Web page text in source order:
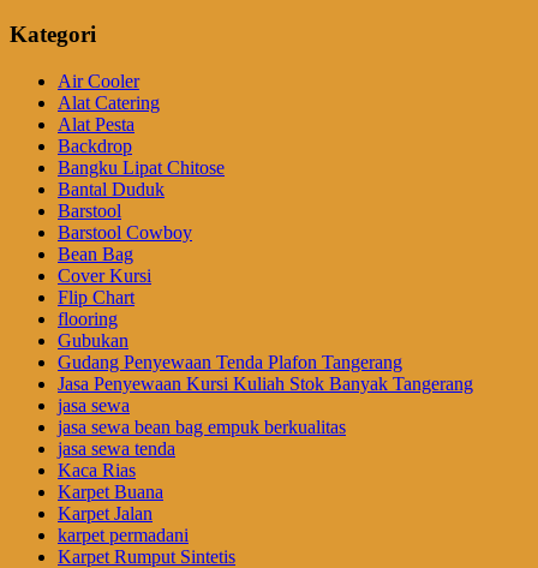
Kategori
Air Cooler
Alat Catering
Alat Pesta
Backdrop
Bangku Lipat Chitose
Bantal Duduk
Barstool
Barstool Cowboy
Bean Bag
Cover Kursi
Flip Chart
flooring
Gubukan
Gudang Penyewaan Tenda Plafon Tangerang
Jasa Penyewaan Kursi Kuliah Stok Banyak Tangerang
jasa sewa
jasa sewa bean bag empuk berkualitas
jasa sewa tenda
Kaca Rias
Karpet Buana
Karpet Jalan
karpet permadani
Karpet Rumput Sintetis